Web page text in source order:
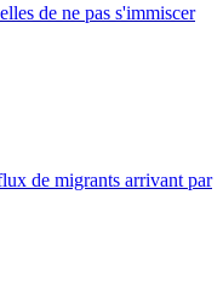
de ne pas s'immiscer
de migrants arrivant par